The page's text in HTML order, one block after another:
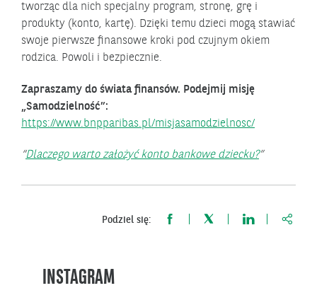
tworząc dla nich specjalny program, stronę, grę i
produkty (konto, kartę). Dzięki temu dzieci mogą stawiać
swoje pierwsze finansowe kroki pod czujnym okiem
rodzica. Powoli i bezpiecznie.
Zapraszamy do świata finansów. Podejmij misję
„Samodzielność”:
https://www.bnpparibas.pl/misjasamodzielnosc/
Dlaczego warto założyć konto bankowe dziecku?
Podziel się:
INSTAGRAM